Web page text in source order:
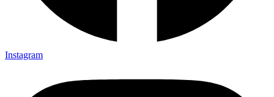
Instagram